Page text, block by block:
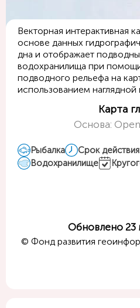
Векторная интерактивная
основе данных
дна и отображает
водохранилища при
подводного рельефа на
использованием
Карта
Основа:
Рыбалка
Срок
Водохранилище
Обновлено 23
© Фонд развития